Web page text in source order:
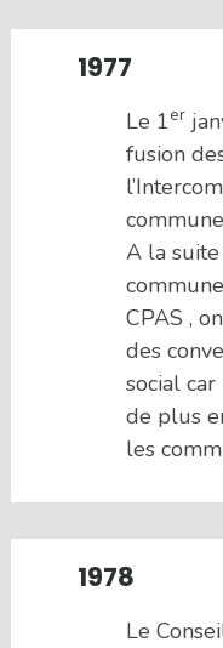
1977
Le 1er
fusion
A la
CPAS ,
des
social
de plus
les
1978
Le